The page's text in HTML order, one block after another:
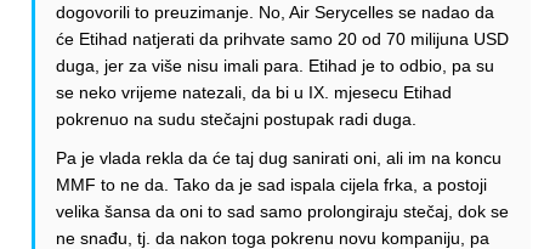
dogovorili to preuzimanje. No, Air Serycelles se nadao da
će Etihad natjerati da prihvate samo 20 od 70 milijuna USD
duga, jer za više nisu imali para. Etihad je to odbio, pa su
se neko vrijeme natezali, da bi u IX. mjesecu Etihad
pokrenuo na sudu stečajni postupak radi duga.
Pa je vlada rekla da će taj dug sanirati oni, ali im na koncu
MMF to ne da. Tako da je sad ispala cijela frka, a postoji
velika šansa da oni to sad samo prolongiraju stečaj, dok se
ne snađu, tj. da nakon toga pokrenu novu kompaniju, pa